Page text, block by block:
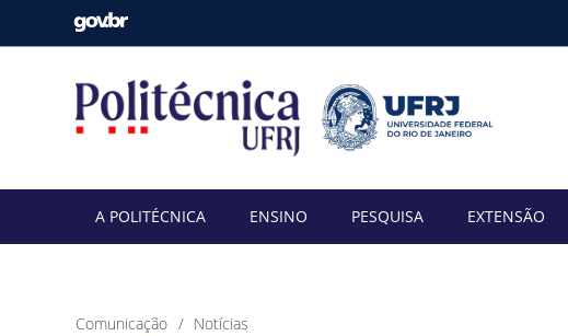
A POLITÉCNICA ENSINO PESQUISA EXTENSÃO
Comunicação Notícias